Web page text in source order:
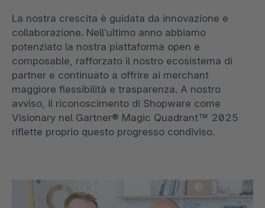
La nostra crescita è guidata da innovazione e
collaborazione. Nell’ultimo anno abbiamo
potenziato la nostra piattaforma open e
composable, rafforzato il nostro ecosistema di
partner e continuato a offrire ai merchant
maggiore flessibilità e trasparenza. A nostro
avviso, il riconoscimento di Shopware come
Visionary nel Gartner® Magic Quadrant™ 2025
riflette proprio questo progresso condiviso.